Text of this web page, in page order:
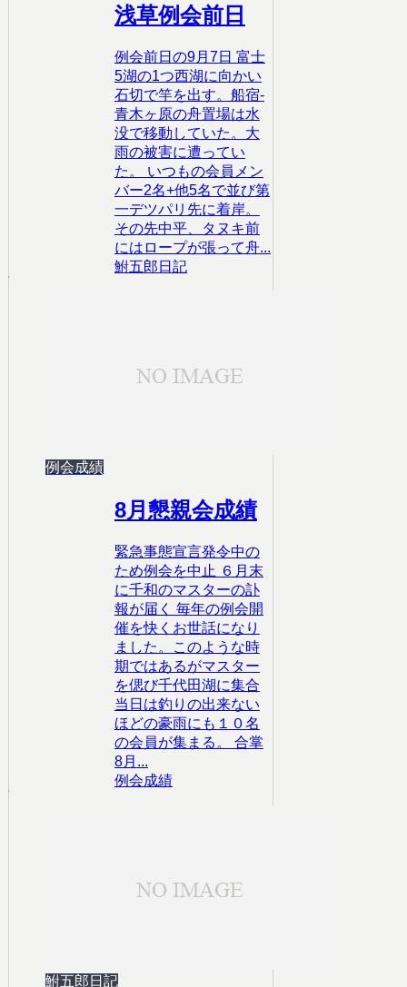
浅草例会前日
例会前日の9月7日 富士
5湖の1つ西湖に向かい
石切で竿を出す。船宿-
青木ヶ原の舟置場は水
没で移動していた。大
雨の被害に遭ってい
た。 いつもの会員メン
バー2名+他5名で並び第
一デツパリ先に着岸。
その先中平、タヌキ前
にはロープが張って舟...
鮒五郎日記
例会成績
8月懇親会成績
緊急事態宣言発令中の
ため例会を中止 ６月末
に千和のマスターの訃
報が届く 毎年の例会開
催を快くお世話になり
ました。このような時
期ではあるがマスター
を偲び千代田湖に集合
当日は釣りの出来ない
ほどの豪雨にも１０名
の会員が集まる。 合掌
8月...
例会成績
鮒五郎日記